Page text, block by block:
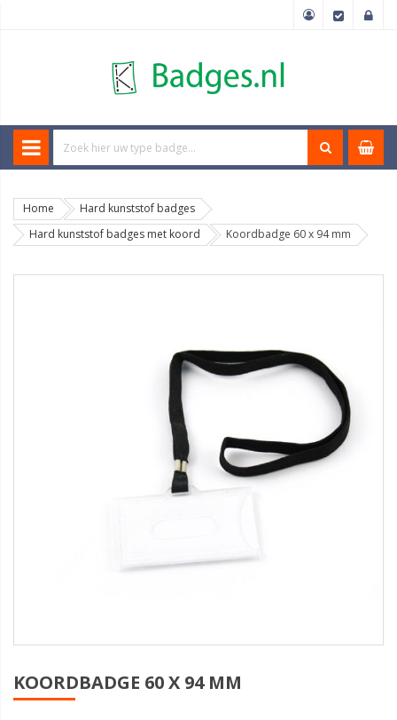
Home
Hard kunststof badges
Hard kunststof badges met koord
Koordbadge 60 x 94 mm
KOORDBADGE 60 X 94 MM